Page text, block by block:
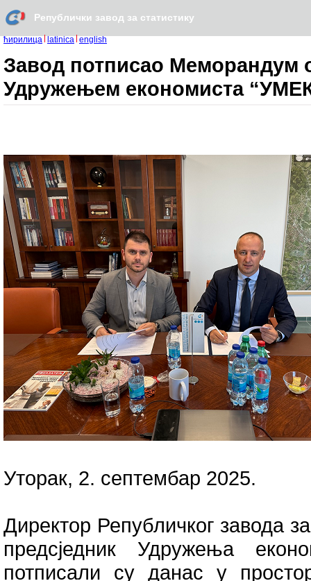
Републички завод за статистику
ћирилица latinica english
Завод потписао Меморандум
Удружењем економиста
Уторак, 2. септембар 2025.
Директор Републичког завода
предсједник Удружења
потписали су данас у